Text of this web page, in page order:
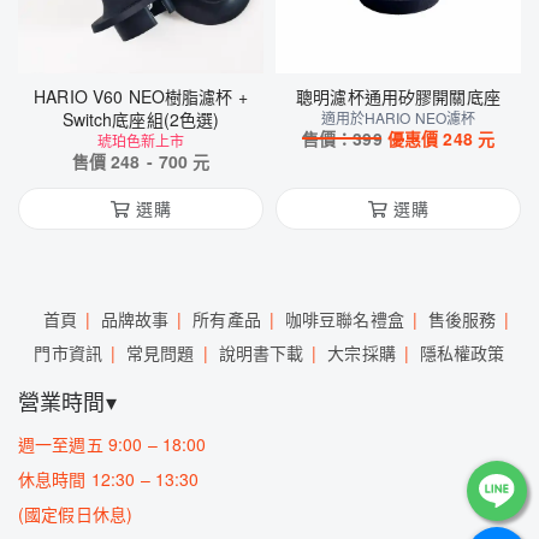
HARIO V60 NEO樹脂濾杯 +
Switch底座組(2色選)
琥珀色新上市
售價248 - 700 元
選購
聰明濾杯通用矽膠開關底座
適用於HARIO NEO濾杯
售價：399 優惠價248元
選購
首頁 品牌故事 所有產品 咖啡豆聯名禮盒
售後服務
門市資訊
常見問題 說明書下載 大宗採購 隱私權政策
營業時間▾
週一至週五 9:00 – 18:00
休息時間 12:30 – 13:30
(國定假日休息)